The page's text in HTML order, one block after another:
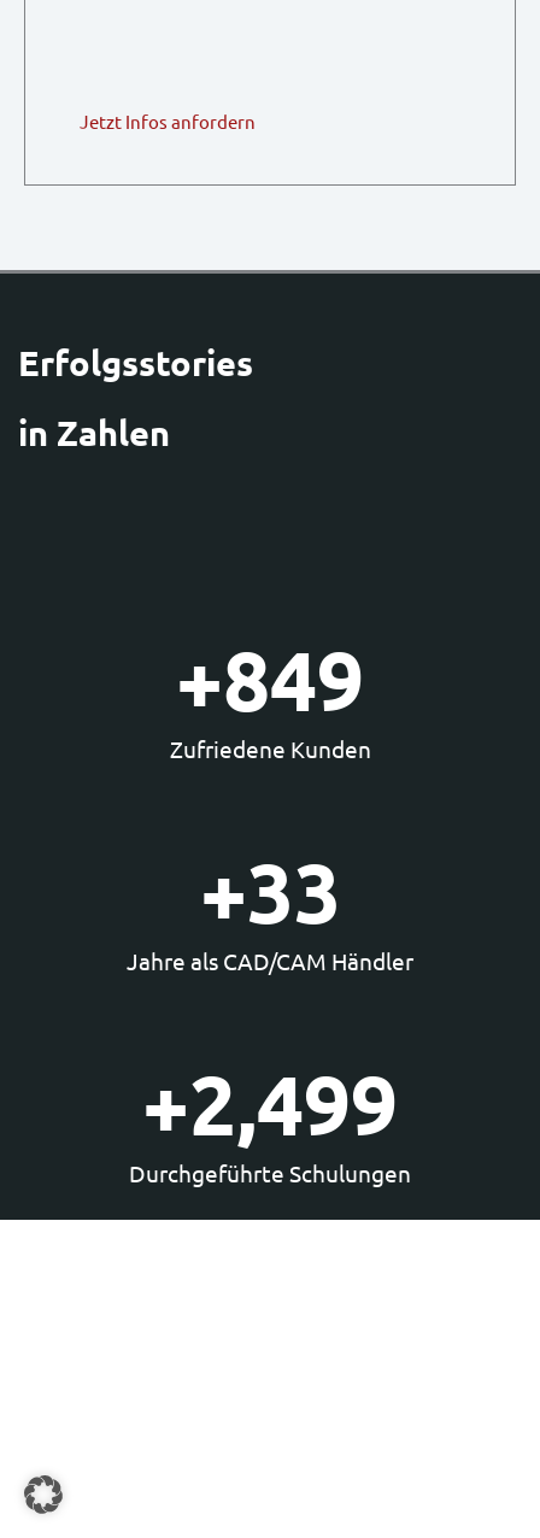
Jetzt Infos anfordern
Erfolgsstories
in Zahlen
Zufriedene Kunden
+850
Jahre als CAD/CAM Händler
+34
Durchgeführte Schulungen
+2,500